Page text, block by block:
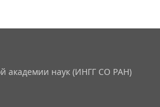
академии наук (ИНГГ СО РАН)